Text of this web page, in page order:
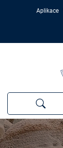
Aplikace